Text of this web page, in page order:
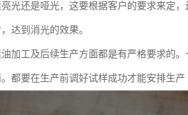
光还是哑光，这要根据客户的要求来定
达到消光的效果。
加工及后续生产方面都是有严格要求的
都要在生产前调好试样成功才能安排生产